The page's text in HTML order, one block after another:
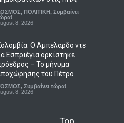
, ΠΟΛΙΤΙΚΗ, Συμβαίνει
8, 2026
Ο Αμπελάρδο ντε
Εσπριέγια ορκίστηκε
– Το μήνυμα
του Πέτρο
, Συμβαίνει τώρα!
8, 2026